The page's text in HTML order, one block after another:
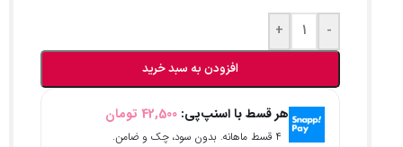
-
+
افزودن به سبد خرید
هر قسط با اسنپ‌پی: 42,500 تومان
۴ قسط ماهانه. بدون سود، چک و ضامن.